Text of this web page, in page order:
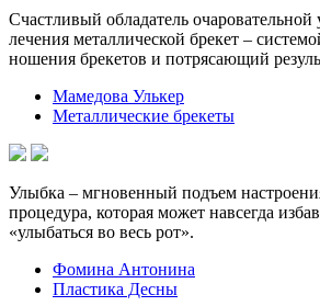
Счастливый обладатель очаровательной
лечения металлической брекет –
ношения брекетов и потрясающий
Мамедова Улькер
Металлические брекеты
Улыбка – мгновенный подъем
процедура, которая может навсегда
«улыбаться во весь рот».
Фомина Антонина
Пластика Десны